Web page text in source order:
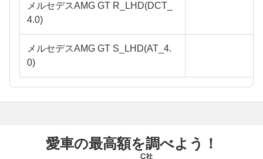
メルセデスAMG GT R_LHD(DCT_
4.0)
メルセデスAMG GT S_LHD(AT_4.
0)
愛車の最高額を調べよう！